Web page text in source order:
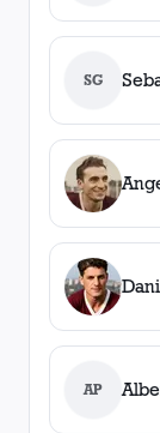
SG
AP